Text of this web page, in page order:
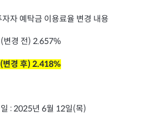
자 예탁금 이용료율 변경 내용
(변경 전) 2.657%
(변경 후) 2.418%
: 2025년 6월 12일(목)